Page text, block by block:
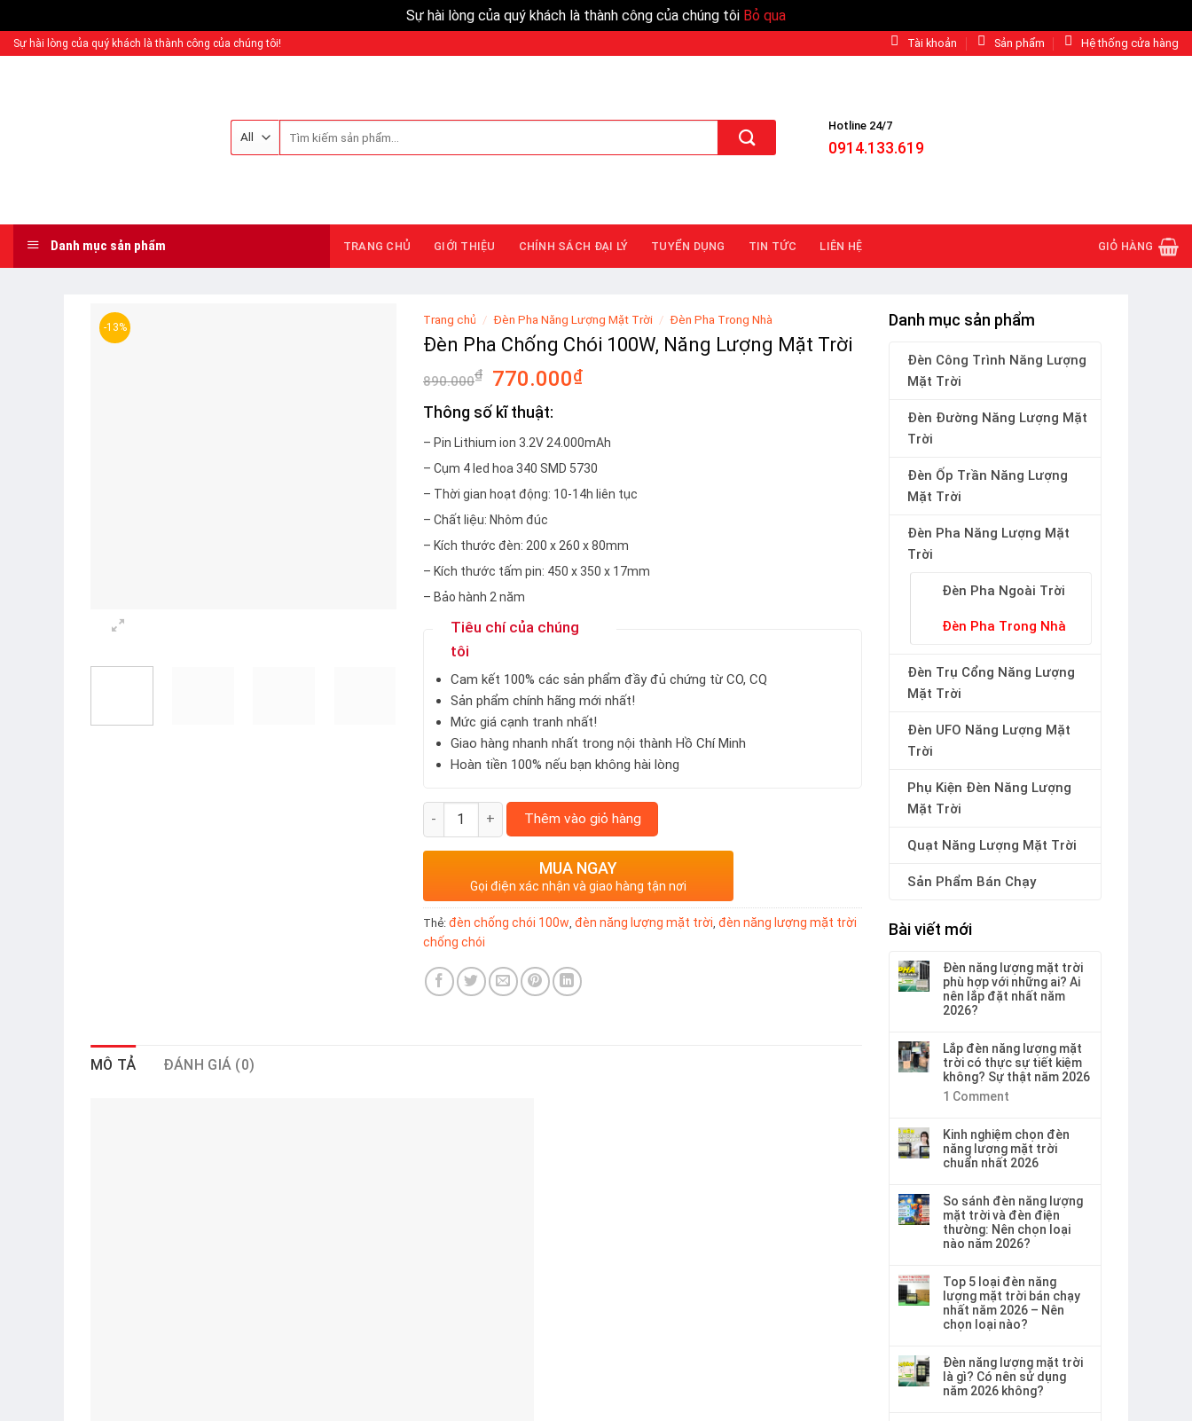
Sự hài lòng của quý khách là thành công của chúng tôi Bỏ qua
Sự hài lòng của quý khách là thành công của chúng tôi! Tài khoản Sản phẩm Hệ thống cửa hàng
Hotline 24/7
0914.133.619
Danh mục sản phẩm TRANG CHỦ GIỚI THIỆU CHÍNH SÁCH ĐẠI LÝ TUYỂN DỤNG TIN TỨC LIÊN HỆ GIỎ HÀNG
Danh mục sản phẩm
Đèn Công Trình Năng Lượng
Mặt Trời
Đèn Đường Năng Lượng Mặt
Trời
Đèn Ốp Trần Năng Lượng
Mặt Trời
Đèn Pha Năng Lượng Mặt
Trời
Đèn Pha Ngoài Trời
Đèn Pha Trong Nhà
Đèn Trụ Cổng Năng Lượng
Mặt Trời
Đèn UFO Năng Lượng Mặt
Trời
Phụ Kiện Đèn Năng Lượng
Mặt Trời
Quạt Năng Lượng Mặt Trời
Sản Phẩm Bán Chạy
Bài viết mới
Đèn năng lượng mặt trời
phù hợp với những ai? Ai
nên lắp đặt nhất năm
2026?
Lắp đèn năng lượng mặt
trời có thực sự tiết kiệm
không? Sự thật năm 2026
1 Comment
Kinh nghiệm chọn đèn
năng lượng mặt trời
chuẩn nhất 2026
So sánh đèn năng lượng
mặt trời và đèn điện
thường: Nên chọn loại
nào năm 2026?
Top 5 loại đèn năng
lượng mặt trời bán chạy
nhất năm 2026 – Nên
chọn loại nào?
Đèn năng lượng mặt trời
là gì? Có nên sử dụng
năm 2026 không?
-13%
Trang chủ / Đèn Pha Năng Lượng Mặt Trời / Đèn Pha Trong Nhà
Đèn Pha Chống Chói 100W, Năng Lượng Mặt Trời
890.000₫ 770.000₫
Thông số kĩ thuật:
– Pin Lithium ion 3.2V 24.000mAh
– Cụm 4 led hoa 340 SMD 5730
– Thời gian hoạt động: 10-14h liên tục
– Chất liệu: Nhôm đúc
– Kích thước đèn: 200 x 260 x 80mm
– Kích thước tấm pin: 450 x 350 x 17mm
– Bảo hành 2 năm
Tiêu chí của chúng
tôi
Cam kết 100% các sản phẩm đầy đủ chứng từ CO, CQ
Sản phẩm chính hãng mới nhất!
Mức giá cạnh tranh nhất!
Giao hàng nhanh nhất trong nội thành Hồ Chí Minh
Hoàn tiền 100% nếu bạn không hài lòng
Thêm vào giỏ hàng
MUA NGAY
Gọi điện xác nhận và giao hàng tận nơi
Thẻ: đèn chống chói 100w đèn năng lượng mặt trời đèn năng lượng mặt trời
chống chói
MÔ TẢ ĐÁNH GIÁ (0)